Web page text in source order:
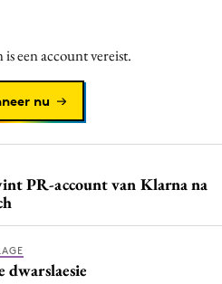
een account vereist.
nu
PR-account van Klarna na
dwarslaesie